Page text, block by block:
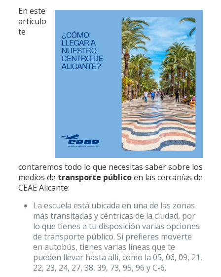
En este
artículo
te
contaremos todo lo que necesitas saber sobre los
medios de transporte públicoen las cercanías de
CEAE Alicante:
La escuela está ubicada en una de las zonas
más transitadas y céntricas de la ciudad, por
lo que tienes a tu disposición varias opciones
de transporte público. Si prefieres moverte
en autobús, tienes varias líneas que te
pueden llevar hasta allí, como la 05, 06, 09, 21,
22, 23, 24, 27, 38, 39, 73, 95, 96 y C-6.